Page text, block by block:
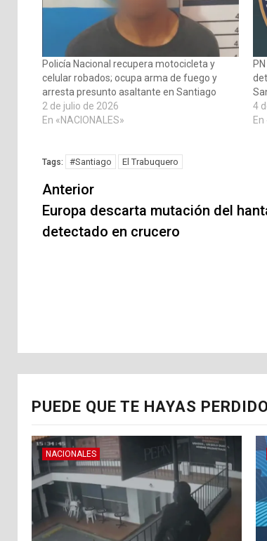
Policía Nacional recupera motocicleta y
celular robados; ocupa arma de fuego y
arresta presunto asaltante en Santiago
2 de julio de 2026
En «NACIONALES»
4
En
Tags: #Santiago El Trabuquero
Navegación
de
entradas
Anterior
Europa descarta mutación del
detectado en crucero
PUEDE QUE TE HAYAS PERDIDO
NACIONALES